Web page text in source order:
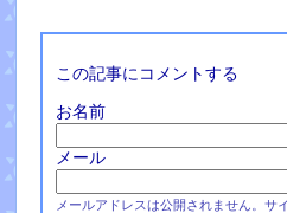
この記事にコメントする
お名前
メール
メールアドレスは公開されません。サ